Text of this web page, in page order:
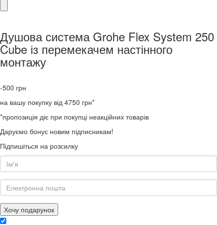
Душова система Grohe Flex System 250
Cube із перемекачем настінного
монтажу
-500 грн
на вашу покупку від 4750 грн*
*пропозиція діє при покупці неакційних товарів
Даруємо бонус новим підписникам!
Підпишіться на розсилку
Хочу подарунок